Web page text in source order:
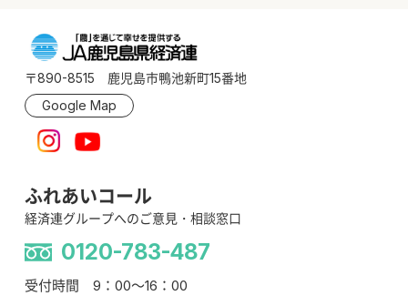
〒890-8515 鹿児島市鴨池新町15番地
Google Map
ふれあいコール
経済連グループへのご意見・相談窓口
0120-783-487
受付時間 9：00～16：00